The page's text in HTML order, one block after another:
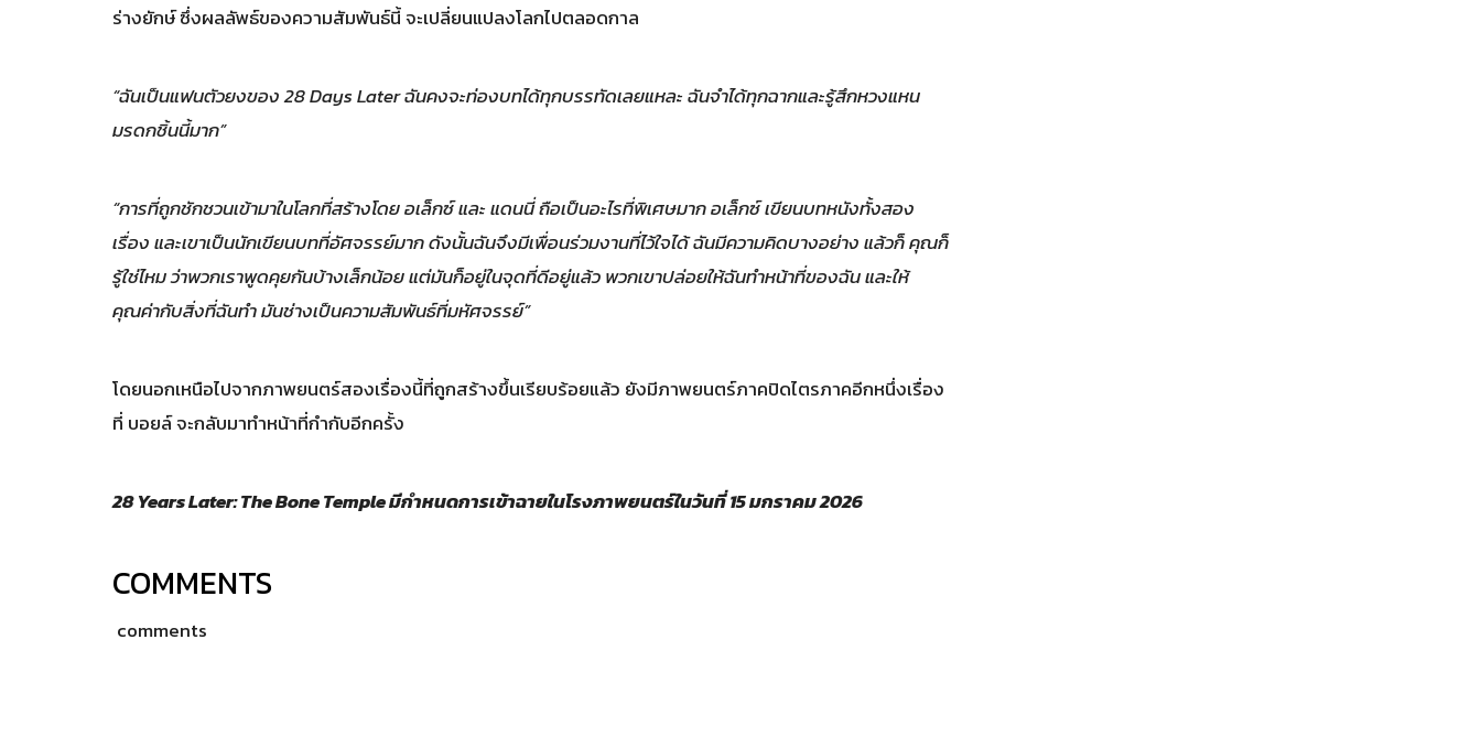
ร่างยักษ์ ซึ่งผลลัพธ์ของความสัมพันธ์นี้ จะเปลี่ยนแปลงโลกไปตลอดกาล
“ฉันเป็นแฟนตัวยงของ 28 Days Later ฉันคงจะท่องบทได้ทุกบรรทัดเลยแหละ ฉันจำได้ทุกฉากและรู้สึกหวงแหน
มรดกชิ้นนี้มาก”
“การที่ถูกชักชวนเข้ามาในโลกที่สร้างโดย อเล็กซ์ และ แดนนี่ ถือเป็นอะไรที่พิเศษมาก อเล็กซ์ เขียนบทหนังทั้งสอง
เรื่อง และเขาเป็นนักเขียนบทที่อัศจรรย์มาก ดังนั้นฉันจึงมีเพื่อนร่วมงานที่ไว้ใจได้ ฉันมีความคิดบางอย่าง แล้วก็ คุณก็
รู้ใช่ไหม ว่าพวกเราพูดคุยกันบ้างเล็กน้อย แต่มันก็อยู่ในจุดที่ดีอยู่แล้ว พวกเขาปล่อยให้ฉันทำหน้าที่ของฉัน และให้
คุณค่ากับสิ่งที่ฉันทำ มันช่างเป็นความสัมพันธ์ที่มหัศจรรย์”
โดยนอกเหนือไปจากภาพยนตร์สองเรื่องนี้ที่ถูกสร้างขึ้นเรียบร้อยแล้ว ยังมีภาพยนตร์ภาคปิดไตรภาคอีกหนึ่งเรื่อง
ที่ บอยล์ จะกลับมาทำหน้าที่กำกับอีกครั้ง
28 Years Later: The Bone Temple มีกำหนดการเข้าฉายในโรงภาพยนตร์ในวันที่ 15 มกราคม 2026
COMMENTS
comments